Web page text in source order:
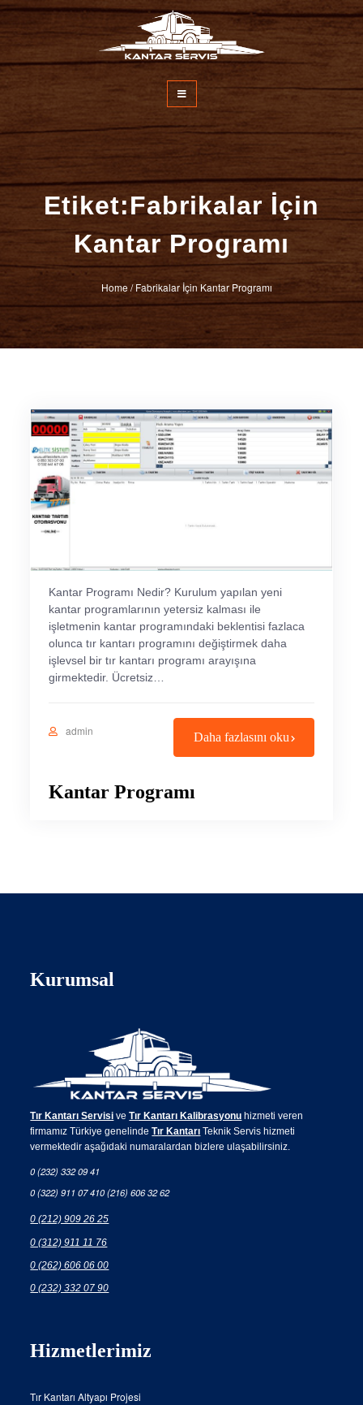
İçeriğe
Kantar Servisi
Etiket:Fabrikalar İçin
Kantar Programı
Home/Fabrikalar İçin Kantar Programı
Kantar Programı Nedir? Kurulum yapılan yeni
kantar programlarının yetersiz kalması ile
işletmenin kantar programındaki beklentisi fazlaca
olunca tır kantarı programını değiştirmek daha
işlevsel bir tır kantarı programı arayışına
girmektedir. Ücretsiz…
admin Daha fazlasını oku
Kantar Programı
Kurumsal
Tır Kantarı Servisi veTır Kantarı Kalibrasyonu hizmeti veren
firmamız Türkiye genelindeTır Kantarı Teknik Servis hizmeti
vermektedir aşağıdaki numaralardan bizlere ulaşabilirsiniz.
0 (232) 332 09 41
0 (322) 911 07 410 (216) 606 32 62
0 (212) 909 26 25
0 (312) 911 11 76
0 (262) 606 06 00
0 (232) 332 07 90
Hizmetlerimiz
Tır Kantarı Altyapı Projesi